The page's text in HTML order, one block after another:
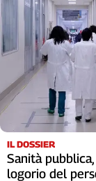
IL DOSSIER
Sanità
logorio del